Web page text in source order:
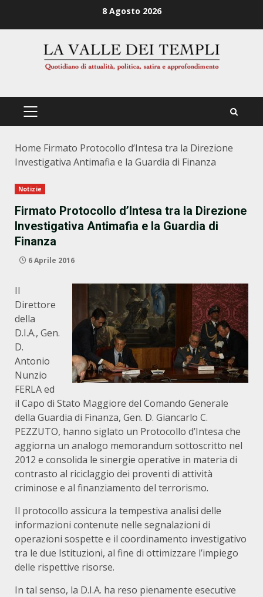
8 Agosto 2026
PRIMÄRES
Home Firmato Protocollo d’Intesa tra la Direzione
Investigativa Antimafia e la Guardia di Finanza
Notizie
Firmato Protocollo d’Intesa tra la Direzione
Investigativa Antimafia e la Guardia di
Finanza
6 Aprile 2016
Il
Direttore
della
D.I.A., Gen.
D.
Antonio
Nunzio
FERLA ed
il Capo di Stato Maggiore del Comando Generale
della Guardia di Finanza, Gen. D. Giancarlo C.
PEZZUTO, hanno siglato un Protocollo d’Intesa che
aggiorna un analogo memorandum sottoscritto nel
2012 e consolida le sinergie operative in materia di
contrasto al riciclaggio dei proventi di attività
criminose e al finanziamento del terrorismo.
Il protocollo assicura la tempestiva analisi delle
informazioni contenute nelle segnalazioni di
operazioni sospette e il coordinamento investigativo
tra le due Istituzioni, al fine di ottimizzare l’impiego
delle rispettive risorse.
In tal senso, la D.I.A. ha reso pienamente esecutive